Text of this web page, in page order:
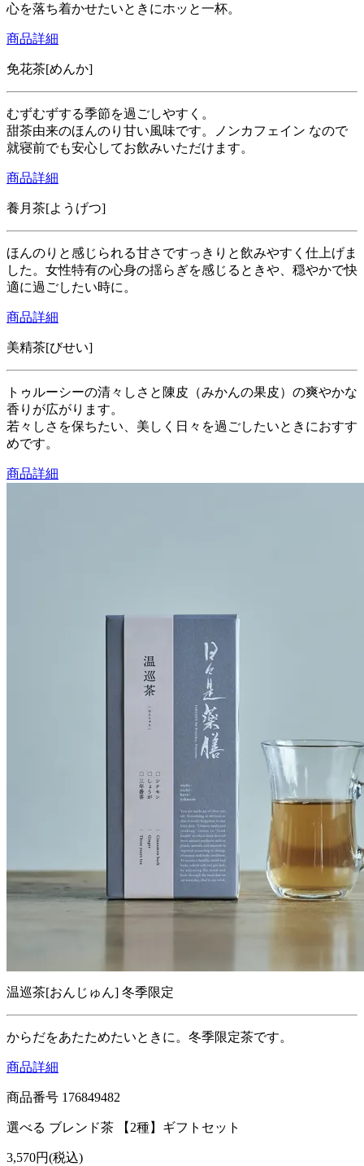
心を落ち着かせたいときにホッと一杯。
商品詳細
免花茶[めんか]
むずむずする季節を過ごしやすく。
甜茶由来のほんのり甘い風味です。ノンカフェイン なので
就寝前でも安心してお飲みいただけます。
商品詳細
養月茶[ようげつ]
ほんのりと感じられる甘さですっきりと飲みやすく仕上げま
した。女性特有の心身の揺らぎを感じるときや、穏やかで快
適に過ごしたい時に。
商品詳細
美精茶[びせい]
トゥルーシーの清々しさと陳皮（みかんの果皮）の爽やかな
香りが広がります。
若々しさを保ちたい、美しく日々を過ごしたいときにおすす
めです。
商品詳細
温巡茶[おんじゅん] 冬季限定
からだをあたためたいときに。冬季限定茶です。
商品詳細
商品番号 176849482
選べる ブレンド茶 【2種】ギフトセット
3,570円(税込)